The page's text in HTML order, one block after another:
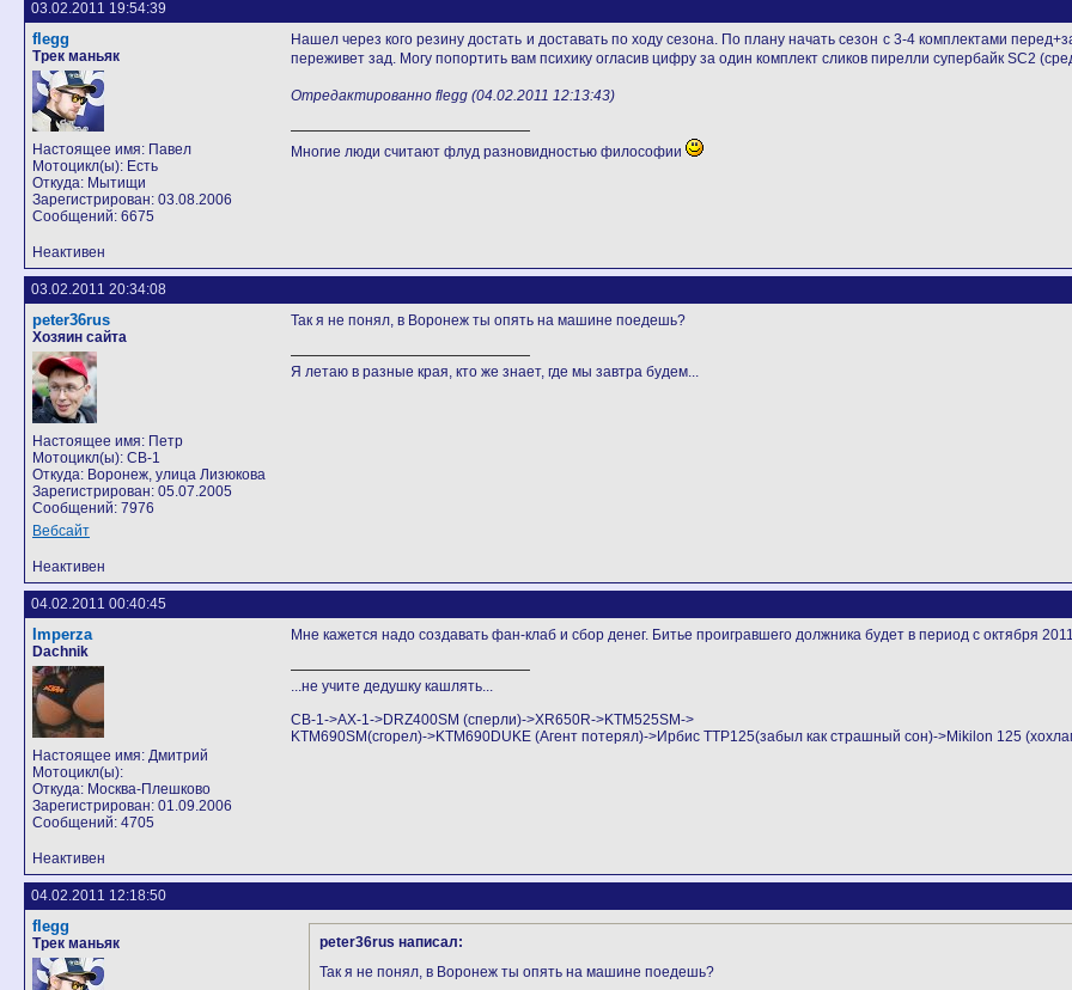
03.02.2011 19:54:39
flegg
Трек маньяк
Настоящее имя: Павел
Мотоцикл(ы): Есть
Откуда: Мытищи
Зарегистрирован: 03.08.2006
Сообщений: 6675
Нашел через кого резину достать и доставать по ходу сезона. По плану начать сезон с 3-4 комплектами
переживет зад. Могу попортить вам психику огласив цифру за один комплект сликов пирелли супербайк SC2
Отредактированно flegg (04.02.2011 12:13:43)
Многие люди считают флуд разновидностью философии
Неактивен
03.02.2011 20:34:08
peter36rus
Хозяин сайта
Настоящее имя: Петр
Мотоцикл(ы): CB-1
Откуда: Воронеж, улица Лизюкова
Зарегистрирован: 05.07.2005
Сообщений: 7976
Вебсайт
Так я не понял, в Воронеж ты опять на машине поедешь?
Я летаю в разные края, кто же знает, где мы завтра будем...
Неактивен
04.02.2011 00:40:45
Imperza
Dachnik
Настоящее имя: Дмитрий
Мотоцикл(ы):
Откуда: Москва-Плешково
Зарегистрирован: 01.09.2006
Сообщений: 4705
Мне кажется надо создавать фан-клаб и сбор денег. Битье проигравшего должника будет в период с октября
...не учите дедушку кашлять...
CB-1->AX-1->DRZ400SM (сперли)->XR650R->KTM525SM->
KTM690SM(сгорел)->KTM690DUKE (Агент потерял)->Ирбис ТТР125(забыл как страшный сон)->Mikilon 125
Неактивен
04.02.2011 12:18:50
flegg
Трек маньяк
peter36rus написал:
Так я не понял, в Воронеж ты опять на машине поедешь?